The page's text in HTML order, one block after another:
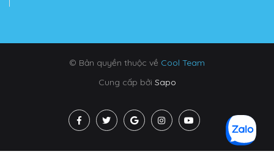
© Bản quyền thuộc về Cool Team
Cung cấp bởi Sapo